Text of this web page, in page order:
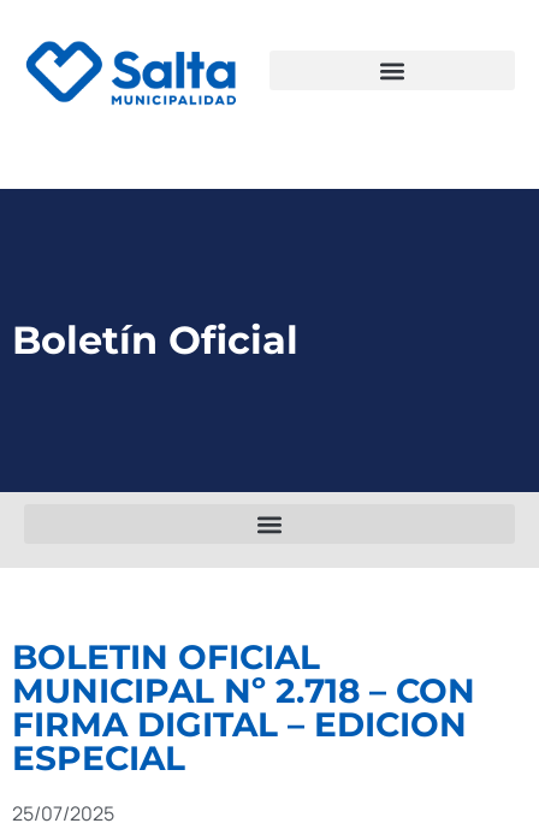
Boletín Oficial
BOLETIN OFICIAL
MUNICIPAL Nº 2.718 – CON
FIRMA DIGITAL – EDICION
ESPECIAL
25/07/2025